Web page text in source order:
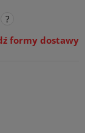
formy dostawy